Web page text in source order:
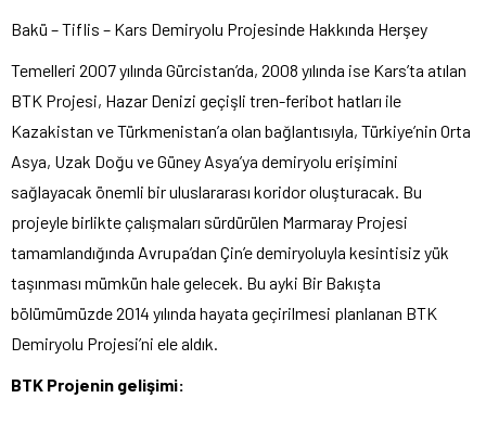
Bakü – Tiflis – Kars Demiryolu Projesinde Hakkında Herşey
Temelleri 2007 yılında Gürcistan’da, 2008 yılında ise Kars’ta atılan
BTK Projesi, Hazar Denizi geçişli tren-feribot hatları ile
Kazakistan ve Türkmenistan’a olan bağlantısıyla, Türkiye’nin Orta
Asya, Uzak Doğu ve Güney Asya’ya demiryolu erişimini
sağlayacak önemli bir uluslararası koridor oluşturacak. Bu
projeyle birlikte çalışmaları sürdürülen Marmaray Projesi
tamamlandığında Avrupa’dan Çin’e demiryoluyla kesintisiz yük
taşınması mümkün hale gelecek. Bu ayki Bir Bakışta
bölümümüzde 2014 yılında hayata geçirilmesi planlanan BTK
Demiryolu Projesi’ni ele aldık.
BTK Projenin gelişimi: